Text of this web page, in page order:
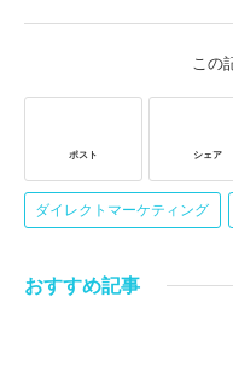
この
ポスト シェア
ダイレクトマーケティング
おすすめ記事